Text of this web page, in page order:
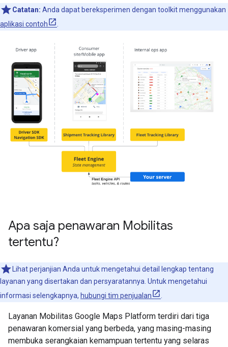
Catatan: Anda dapat bereksperimen dengan toolkit menggunakan
aplikasi contoh
Apa saja penawaran Mobilitas
tertentu?
Lihat perjanjian Anda untuk mengetahui detail lengkap tentang
layanan yang disertakan dan persyaratannya. Untuk mengetahui
informasi selengkapnya, hubungi tim penjualan
Layanan Mobilitas Google Maps Platform terdiri dari tiga
penawaran komersial yang berbeda, yang masing-masing
membuka serangkaian kemampuan tertentu yang selaras